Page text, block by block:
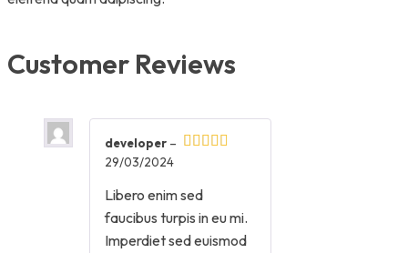
Customer Reviews
developer –
29/03/2024
Libero enim sed
faucibus turpis in eu mi.
Imperdiet sed euismod